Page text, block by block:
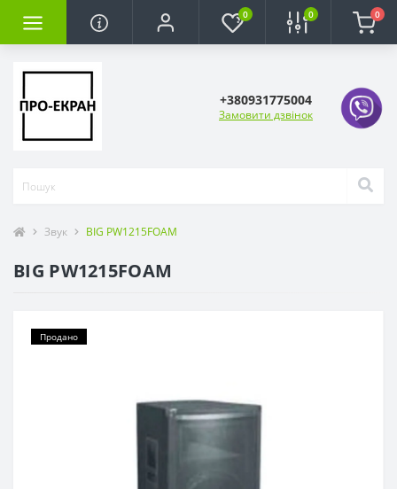
0 0 0
+380931775004
Замовити дзвінок
Звук BIG PW1215FOAM
BIG PW1215FOAM
Продано